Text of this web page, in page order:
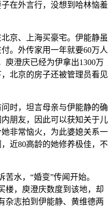
在外言行，没想到哈林恼羞
京、上海买豪宅。伊能静虽
。外传家用一年就要60万人
庾澄庆已经为伊拿出1300万
北京的房子还被管理员看见
时，坦言母亲与伊能静的确
朋友，因此可以获知关于儿
非常恼火，为此婆媳关系一
近80高龄的她修养极佳，不
水，“婚变”传闻开始。
楼，庾澄庆数度到该地，却
杂志拍到伊能静、黄维德两